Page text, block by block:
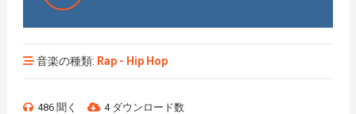
音楽の種類: Rap - Hip Hop
486 聞く 4 ダウンロード数